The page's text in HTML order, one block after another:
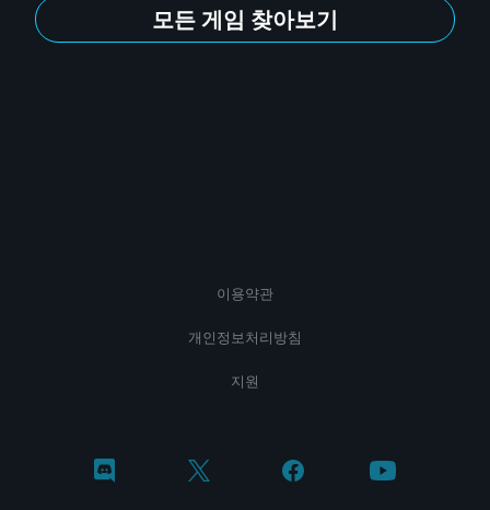
모든 게임 찾아보기
이용약관
개인정보처리방침
지원